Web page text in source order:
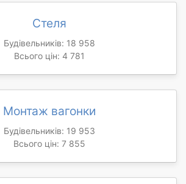
Стеля
Будівельників: 18 958
Всього цін: 4 781
Монтаж вагонки
Будівельників: 19 953
Всього цін: 7 855